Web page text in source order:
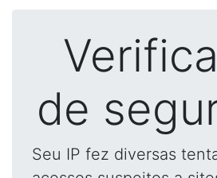
de
Seu IP fez diversas